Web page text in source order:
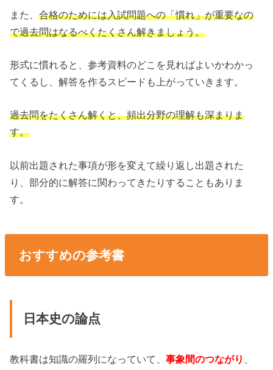
また、合格のためには入試問題への「慣れ」が重要なの
で過去問はなるべくたくさん解きましょう。
形式に慣れると、参考資料のどこを見ればよいかわかっ
てくるし、解答を作るスピードも上がっていきます。
過去問をたくさん解くと、頻出分野の理解も深まりま
す。
以前出題された事項が形を変えて繰り返し出題された
り、部分的に解答に関わってきたりすることもありま
す。
おすすめの参考書
日本史の論点
教科書は知識の羅列になっていて、事象間のつながり